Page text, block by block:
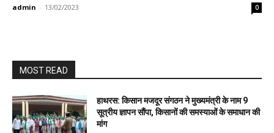
admin - 13/02/2023 0
MOST READ
हाथरस: किसान मजदूर संगठन ने मुख्यमंत्री के नाम 9
सूत्रीय ज्ञापन सौंपा, किसानों की समस्याओं के समाधान की
मांग